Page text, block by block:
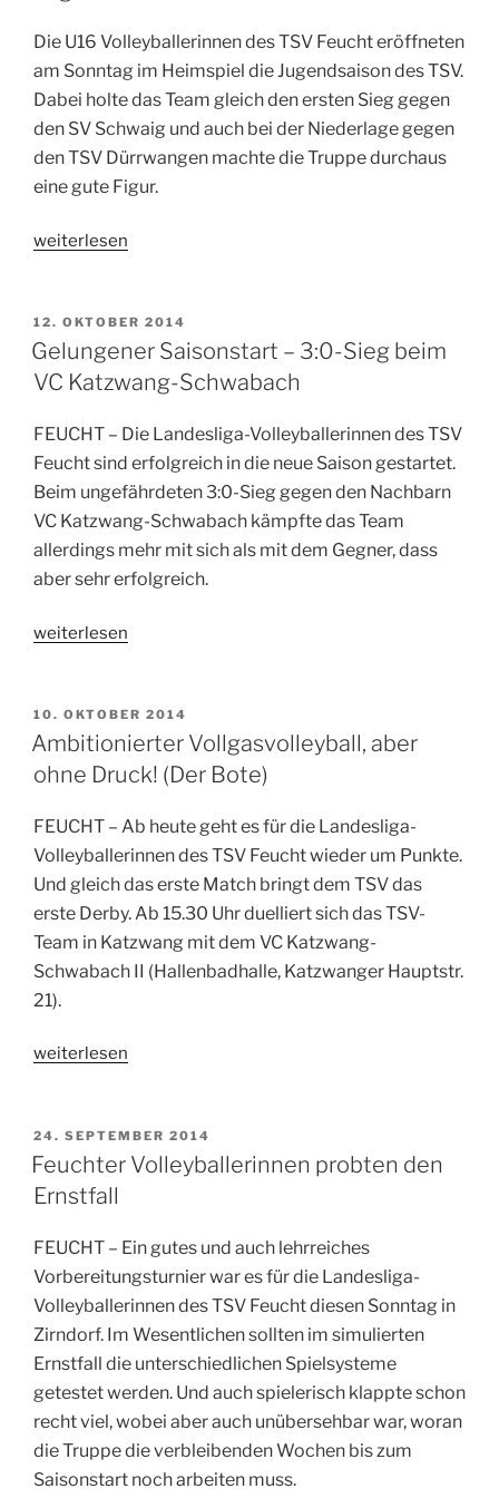
„TSV-
Mini-
Winners““
Die U16 Volleyballerinnen des TSV Feucht eröffneten
am Sonntag im Heimspiel die Jugendsaison des TSV.
Dabei holte das Team gleich den ersten Sieg gegen
den SV Schwaig und auch bei der Niederlage gegen
den TSV Dürrwangen machte die Truppe durchaus
eine gute Figur.
„Vögerl-
Lust
auf
mehr“
weiterlesen
VERÖFFENTLICHT
AM
12. OKTOBER 2014
Gelungener Saisonstart – 3:0-Sieg beim
VC Katzwang-Schwabach
FEUCHT – Die Landesliga-Volleyballerinnen des TSV
Feucht sind erfolgreich in die neue Saison gestartet.
Beim ungefährdeten 3:0-Sieg gegen den Nachbarn
VC Katzwang-Schwabach kämpfte das Team
allerdings mehr mit sich als mit dem Gegner, dass
aber sehr erfolgreich.
„Gelungener
3:0-
Sieg
beim
Katzwang-
Schwabach“
weiterlesen
VERÖFFENTLICHT
AM
10. OKTOBER 2014
Ambitionierter Vollgasvolleyball, aber
ohne Druck! (Der Bote)
FEUCHT – Ab heute geht es für die Landesliga-
Volleyballerinnen des TSV Feucht wieder um Punkte.
Und gleich das erste Match bringt dem TSV das
erste Derby. Ab 15.30 Uhr duelliert sich das TSV-
Team in Katzwang mit dem VC Katzwang-
Schwabach II (Hallenbadhalle, Katzwanger Hauptstr.
21).
„Ambitionierter
ohne
Druck!
(Der
weiterlesen
VERÖFFENTLICHT
AM
24. SEPTEMBER 2014
Feuchter Volleyballerinnen probten den
Ernstfall
FEUCHT – Ein gutes und auch lehrreiches
Vorbereitungsturnier war es für die Landesliga-
Volleyballerinnen des TSV Feucht diesen Sonntag in
Zirndorf. Im Wesentlichen sollten im simulierten
Ernstfall die unterschiedlichen Spielsysteme
getestet werden. Und auch spielerisch klappte schon
recht viel, wobei aber auch unübersehbar war, woran
die Truppe die verbleibenden Wochen bis zum
Saisonstart noch arbeiten muss.